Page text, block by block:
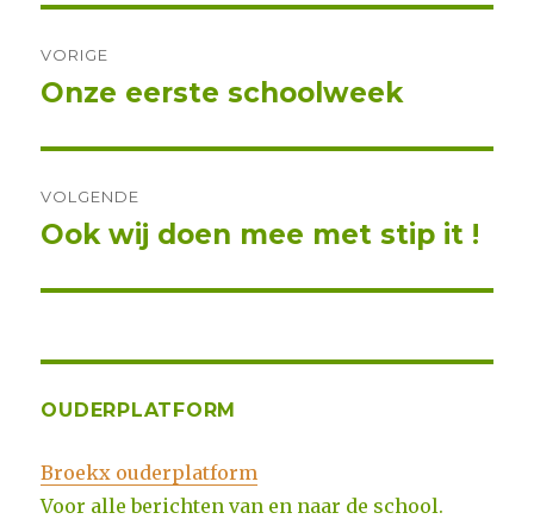
VORIGE
Vorig
Onze eerste schoolweek
VOLGENDE
Volgend
Ook wij doen mee met stip it !
OUDERPLATFORM
Broekx ouderplatform
Voor alle berichten van en naar de school.